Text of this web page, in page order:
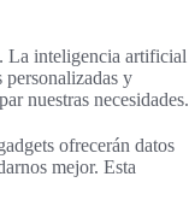
La inteligencia artificial
personalizadas y
nuestras necesidades.
ofrecerán datos
mejor. Esta